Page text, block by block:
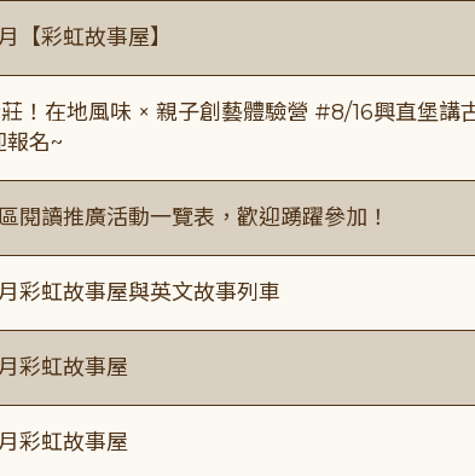
【彩虹故事屋】
莊！在地風味 × 親子創藝體驗營 #8/16興直堡講
報名~
閱讀推廣活動一覽表，歡迎踴躍參加！
彩虹故事屋與英文故事列車
彩虹故事屋
彩虹故事屋